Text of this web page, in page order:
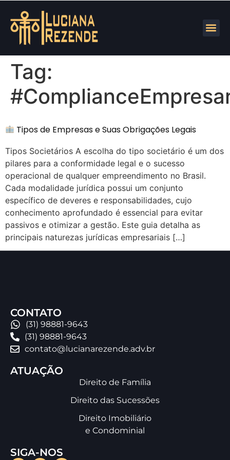
Tag:
Tipos de Empresas e Suas Obrigações Legais
Tipos Societários A escolha do tipo societário é um dos
pilares para a conformidade legal e o sucesso
operacional de qualquer empreendimento no Brasil.
Cada modalidade jurídica possui um conjunto
específico de deveres e responsabilidades, cujo
conhecimento aprofundado é essencial para evitar
passivos e otimizar a gestão. Este guia detalha as
principais naturezas jurídicas empresariais […]
CONTATO
(31) 98881-9643
(31) 98881-9643
contato@lucianarezende.adv.br
ATUAÇÃO
Direito de Família
Direito das Sucessões
Direito Imobiliário
e Condominial
SIGA-NOS